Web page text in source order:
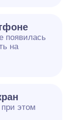
появилась
на
этом